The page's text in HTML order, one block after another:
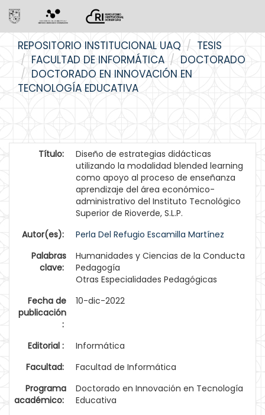
navigation
REPOSITORIO INSTITUCIONAL UAQ
TESIS
FACULTAD DE INFORMÁTICA
DOCTORADO
DOCTORADO EN INNOVACIÓN EN
TECNOLOGÍA EDUCATIVA
Título:
Diseño de estrategias didácticas
utilizando la modalidad blended learning
como apoyo al proceso de enseñanza
aprendizaje del área económico-
administrativo del Instituto Tecnológico
Superior de Rioverde, S.L.P.
Autor(es):
Perla Del Refugio Escamilla Martínez
Palabras
clave:
Humanidades y Ciencias de la Conducta
Pedagogía
Otras Especialidades Pedagógicas
Fecha de
publicación
:
10-dic-2022
Editorial :
Informática
Facultad:
Facultad de Informática
Programa
académico:
Doctorado en Innovación en Tecnología
Educativa